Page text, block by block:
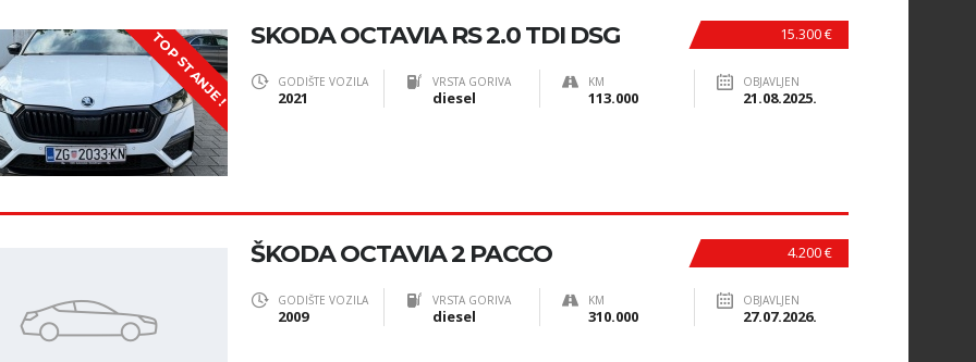
TOP STANJE ! 15.300 €
SKODA OCTAVIA RS 2.0 TDI DSG
GODIŠTE VOZILA
2021
VRSTA GORIVA
diesel
KM
113.000
OBJAVLJEN
21.08.2025.
4.200 €
ŠKODA OCTAVIA 2 PACCO
GODIŠTE VOZILA
2009
VRSTA GORIVA
diesel
KM
310.000
OBJAVLJEN
27.07.2026.